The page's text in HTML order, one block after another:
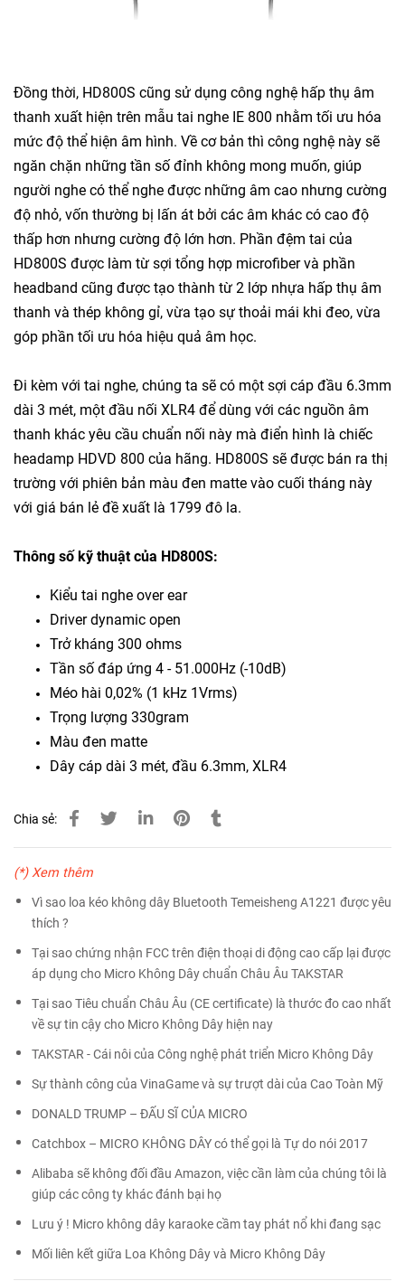
Đồng thời, HD800S cũng sử dụng công nghệ hấp thụ âm
thanh xuất hiện trên mẫu tai nghe IE 800 nhằm tối ưu hóa
mức độ thể hiện âm hình. Về cơ bản thì công nghệ này sẽ
ngăn chặn những tần số đỉnh không mong muốn, giúp
người nghe có thể nghe được những âm cao nhưng cường
độ nhỏ, vốn thường bị lấn át bởi các âm khác có cao độ
thấp hơn nhưng cường độ lớn hơn. Phần đệm tai của
HD800S được làm từ sợi tổng hợp microfiber và phần
headband cũng được tạo thành từ 2 lớp nhựa hấp thụ âm
thanh và thép không gỉ, vừa tạo sự thoải mái khi đeo, vừa
góp phần tối ưu hóa hiệu quả âm học.
Đi kèm với tai nghe, chúng ta sẽ có một sợi cáp đầu 6.3mm
dài 3 mét, một đầu nối XLR4 để dùng với các nguồn âm
thanh khác yêu cầu chuẩn nối này mà điển hình là chiếc
headamp HDVD 800 của hãng. HD800S sẽ được bán ra thị
trường với phiên bản màu đen matte vào cuối tháng này
với giá bán lẻ đề xuất là 1799 đô la.
Thông số kỹ thuật của HD800S:
Kiểu tai nghe over ear
Driver dynamic open
Trở kháng 300 ohms
Tần số đáp ứng 4 - 51.000Hz (-10dB)
Méo hài 0,02% (1 kHz 1Vrms)
Trọng lượng 330gram
Màu đen matte
Dây cáp dài 3 mét, đầu 6.3mm, XLR4
Chia sẻ:
(*) Xem thêm
Vì sao loa kéo không dây Bluetooth Temeisheng A1221 được yêu
thích ?
Tại sao chứng nhận FCC trên điện thoại di động cao cấp lại được
áp dụng cho Micro Không Dây chuẩn Châu Âu TAKSTAR
Tại sao Tiêu chuẩn Châu Âu (CE certificate) là thước đo cao nhất
về sự tin cậy cho Micro Không Dây hiện nay
TAKSTAR - Cái nôi của Công nghệ phát triển Micro Không Dây
Sự thành công của VinaGame và sự trượt dài của Cao Toàn Mỹ
DONALD TRUMP – ĐẤU SĨ CỦA MICRO
Catchbox – MICRO KHÔNG DÂY có thể gọi là Tự do nói 2017
Alibaba sẽ không đối đầu Amazon, việc cần làm của chúng tôi là
giúp các công ty khác đánh bại họ
Lưu ý ! Micro không dây karaoke cầm tay phát nổ khi đang sạc
Mối liên kết giữa Loa Không Dây và Micro Không Dây